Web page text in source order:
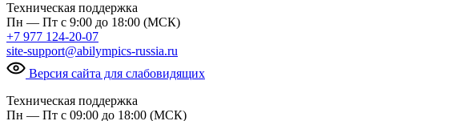
Техническая поддержка
Пн — Пт с 9:00 до 18:00 (МСК)
+7 977 124-20-07
site-support@abilympics-russia.ru
Версия сайта для слабовидящих
Техническая поддержка
Пн — Пт с 09:00 до 18:00 (МСК)